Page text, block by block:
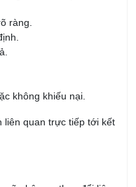
ràng.
không khiếu nại.
liên quan trực tiếp tới kết